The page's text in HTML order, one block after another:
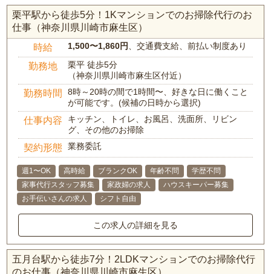
栗平駅から徒歩5分！1Kマンションでのお掃除代行のお
仕事（神奈川県川崎市麻生区）
時給 1,500〜1,860円 、交通費支給、前払い制度あり
勤務地
栗平 徒歩5分
（神奈川県川崎市麻生区付近）
勤務時間
8時～20時の間で1時間〜、好きな日に働くこと
が可能です。(候補の日時から選択)
仕事内容
キッチン、トイレ、お風呂、洗面所、リビン
グ、その他のお掃除
契約形態 業務委託
週1〜OK 高時給 ブランクOK 年齢不問
学歴不問
家事代行スタッフ募集
家政婦の求人
ハウスキーパー募集
お手伝いさんの求人
シフト自由
この求人の詳細を見る
五月台駅から徒歩7分！2LDKマンションでのお掃除代行
のお仕事（神奈川県川崎市麻生区）